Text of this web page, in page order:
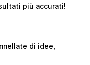
più accurati!
di idee,